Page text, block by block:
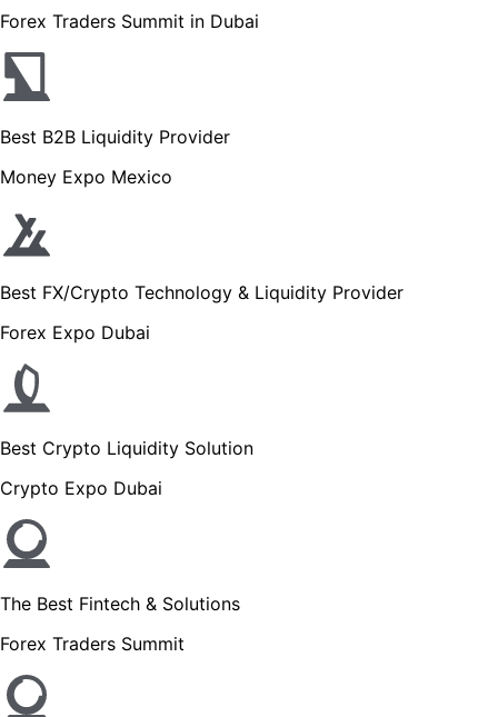
Forex Traders Summit in Dubai
Best B2B Liquidity Provider
Money Expo Mexico
Best FX/Crypto Technology & Liquidity Provider
Forex Expo Dubai
Best Crypto Liquidity Solution
Crypto Expo Dubai
The Best Fintech & Solutions
Forex Traders Summit